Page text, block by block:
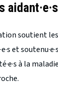
aidant·e·s
soutient
et
à la